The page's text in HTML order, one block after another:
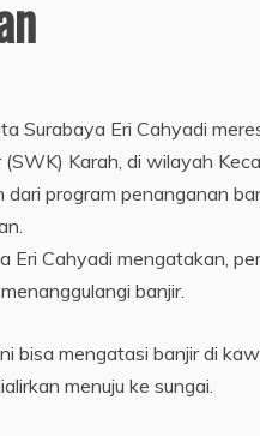
Surabaya Eri Cahyadi
Karah, di wilayah
dari program penanganan
Eri Cahyadi mengatakan,
banjir.
bisa mengatasi banjir di
menuju ke sungai.